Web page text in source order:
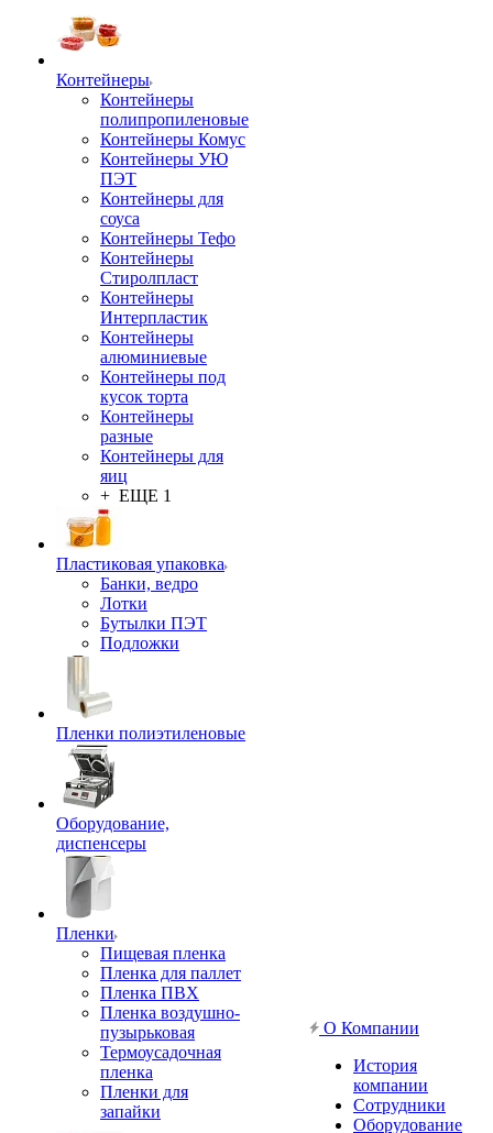
Контейнеры
Контейнеры
полипропиленовые
Контейнеры Комус
Контейнеры УЮ
ПЭТ
Контейнеры для
соуса
Контейнеры Тефо
Контейнеры
Стиролпласт
Контейнеры
Интерпластик
Контейнеры
алюминиевые
Контейнеры под
кусок торта
Контейнеры
разные
Контейнеры для
яиц
+ ЕЩЕ 1
Пластиковая упаковка
Банки, ведро
Лотки
Бутылки ПЭТ
Подложки
Пленки полиэтиленовые
Оборудование,
диспенсеры
Пленки
Пищевая пленка
Пленка для паллет
Пленка ПВХ
Пленка воздушно-
пузырьковая
Термоусадочная
пленка
Пленки для
запайки
О Компании
История
компании
Сотрудники
Оборудование